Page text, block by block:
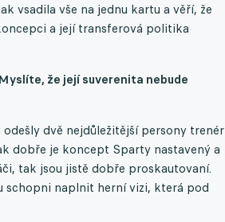
vsadila vše na jednu kartu a věří, že
a její transferová politika
že její suverenita nebude
dvě nejdůležitější persony trenér
dobře je koncept Sparty nastavený a
tak jsou jistě dobře proskautovaní.
schopni naplnit herní vizi, která pod